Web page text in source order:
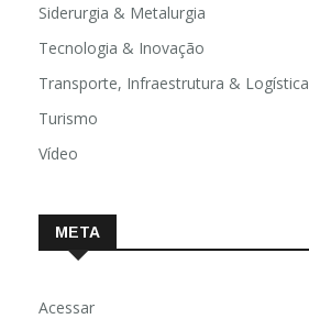
Siderurgia & Metalurgia
Tecnologia & Inovação
Transporte, Infraestrutura & Logística
Turismo
Vídeo
META
Acessar